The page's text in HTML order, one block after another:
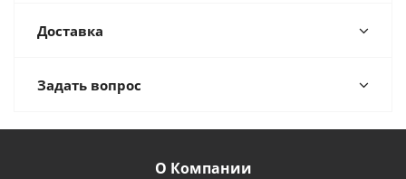
Доставка
Задать вопрос
О Компании